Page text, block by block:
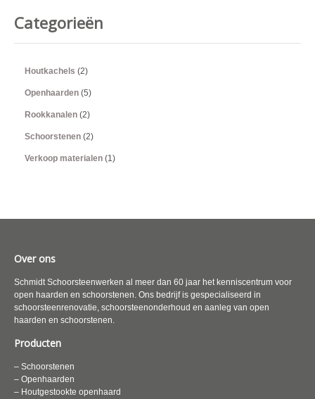
Categorieën
Houtkachels (2)
Openhaarden (5)
Rookkanalen (2)
Schoorstenen (2)
Verkoop materialen (1)
Over ons
Schmidt Schoorsteenwerken al meer dan 60 jaar het kenniscentrum voor
open haarden en schoorstenen. Ons bedrijf is gespecialiseerd in
schoorsteenrenovatie, schoorsteenonderhoud en aanleg van open
haarden en schoorstenen.
Producten
– Schoorstenen
– Openhaarden
– Houtgestookte openhaard